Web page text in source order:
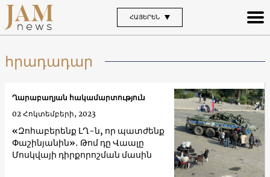
ՀԱՅԵՐԵՆ
հրադադար
«Զոհաբերենք ԼՂ-ն, որ պատժենք
Փաշինյանին»․ Թոմ դը Վաալը
Մոսկվայի դիրքորոշման մասին
Ղարաբաղյան հակամարտություն
02 Հոկտեմբերի, 2023